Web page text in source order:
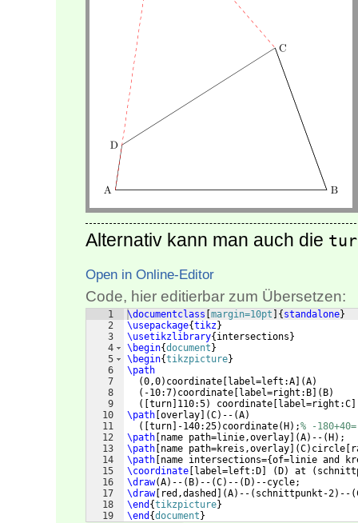
Alternativ kann man auch die
Open in Online-Editor
Code, hier editierbar zum Übersetzen:
1
2
3
4
5
6
7
8
9
10
11
12
13
14
15
16
17
18
19
\documentclass margin=10pt { standalone}
\usepackage{tikz}
\usetikzlibrary{ intersections }
\begin{document }
\begin{tikzpicture}
\path
(0,0) coordinate label=left:A (A)
( -10:7) coordinate label=right:B ( B)
([ turn 110:5) coordinate label=right:C
\path overlay (C) -- (A)
([ turn -140:25) coordinate( H ) ;% -
\path name path=linie,overlay (A) -- ( H ) ;
\path name path=kreis,overlay (C) circle
\path name intersections={of=linie and
\coordinate
label=left:D ( D) at (
\draw(A) -- ( B) -- (C) -- ( D) --cycle;
\draw[ red,dashed (A) -- ( schnittpunkt-2) -- (
\end {tikzpicture}
\end {document }